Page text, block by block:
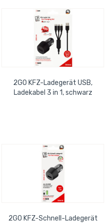
2GO KFZ-Ladegerät USB,
Ladekabel 3 in 1, schwarz
2GO KFZ-Schnell-Ladegerät